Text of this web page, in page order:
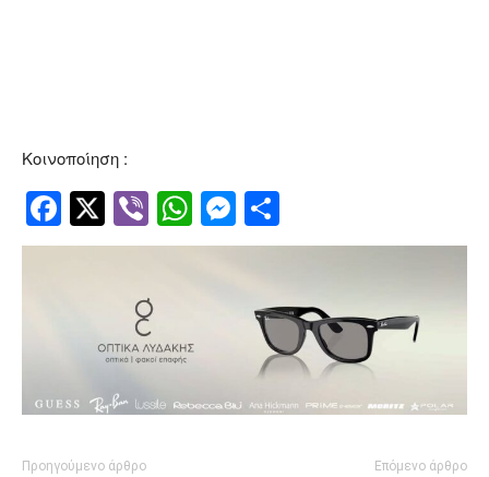
Κοινοποίηση :
Facebook
Twitter
ViberWhatsApp
Messenger
Προηγούμενο άρθρο Επόμενο άρθρο